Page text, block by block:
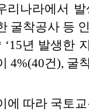
리나라에서
굴착공사 등
‘15년 발생한
4%(40건), 굴
에 따라 국토